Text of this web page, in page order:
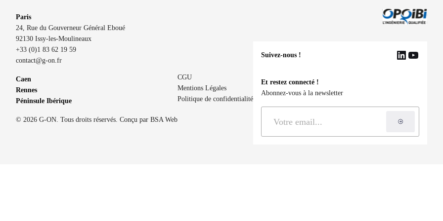
Paris
24, Rue du Gouverneur Général Eboué
92130 Issy-les-Moulineaux
+33 (0)1 83 62 19 59
contact@g-on.fr
Caen
Rennes
Péninsule Ibérique
© 2026 G-ON. Tous droits réservés. Conçu par BSA Web
CGU
Mentions Légales
Politique de confidentialité
Suivez-nous ! LinkedIn
Et restez connecté !
Abonnez-vous à la newsletter